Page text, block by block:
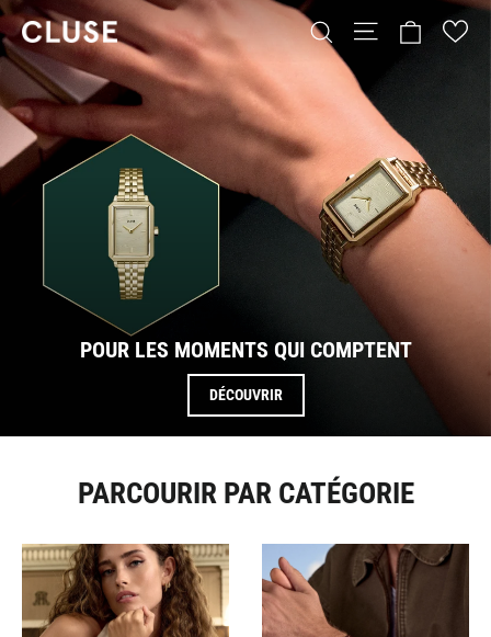
Passer
au
contenu
CLUSE RechercherNavigation
Panier
POUR LES MOMENTS QUI COMPTENT
DÉCOUVRIR
PARCOURIR PAR CATÉGORIE